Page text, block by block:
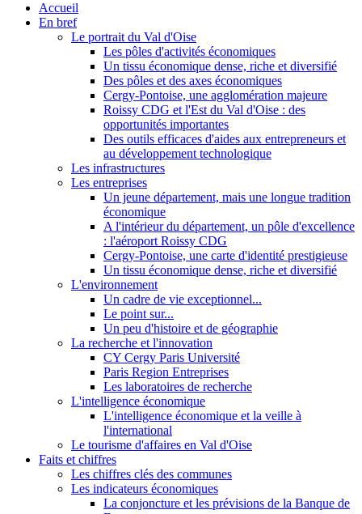
Accueil
En bref
Le portrait du Val d'Oise
Les pôles d'activités économiques
Un tissu économique dense, riche et diversifié
Des pôles et des axes économiques
Cergy-Pontoise, une agglomération majeure
Roissy CDG et l'Est du Val d'Oise : des
opportunités importantes
Des outils efficaces d'aides aux entrepreneurs et
au développement technologique
Les infrastructures
Les entreprises
Un jeune département, mais une longue tradition
économique
A l'intérieur du département, un pôle d'excellence
: l'aéroport Roissy CDG
Cergy-Pontoise, une carte d'identité prestigieuse
Un tissu économique dense, riche et diversifié
L'environnement
Un cadre de vie exceptionnel...
Le point sur...
Un peu d'histoire et de géographie
La recherche et l'innovation
CY Cergy Paris Université
Paris Region Entreprises
Les laboratoires de recherche
L'intelligence économique
L'intelligence économique et la veille à
l'international
Le tourisme d'affaires en Val d'Oise
Faits et chiffres
Les chiffres clés des communes
Les indicateurs économiques
La conjoncture et les prévisions de la Banque de